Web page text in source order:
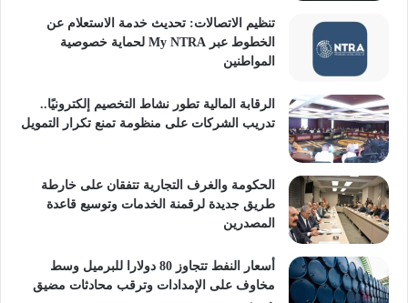
تنظيم الاتصالات: تحديث خدمة الاستعلام عن
الخطوط عبر My NTRA لحماية خصوصية
المواطنين
الرقابة المالية تطور نشاط التخصيم إلكترونيًا..
تدريب الشركات على منظومة تمنع تكرار التمويل
الحكومة والغرف التجارية تتفقان على خارطة
طريق جديدة لرقمنة الخدمات وتوسيع قاعدة
المصدرين
أسعار النفط تتجاوز 80 دولارا للبرميل وسط
مخاوف على الإمدادات وترقب محادثات مضيق